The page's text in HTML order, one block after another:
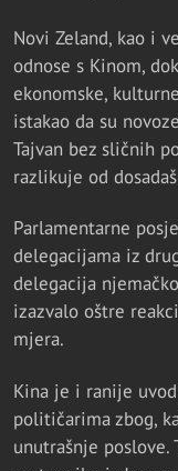
Novi Zeland, kao i
odnose s Kinom,
ekonomske,
istakao da su
Tajvan bez sličnih
razlikuje od
Parlamentarne
delegacijama iz
delegacija
izazvalo oštre
mjera.
Kina je i ranije
političarima zbog,
unutrašnje poslove.